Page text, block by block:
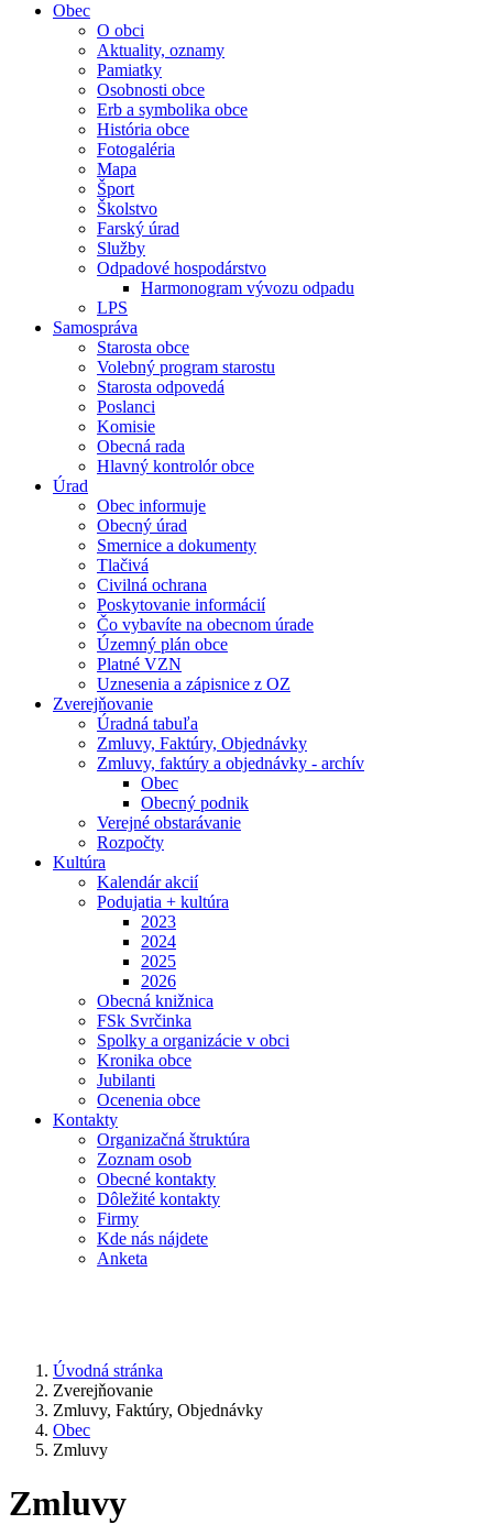
Obec
O obci
Aktuality, oznamy
Pamiatky
Osobnosti obce
Erb a symbolika obce
História obce
Fotogaléria
Mapa
Šport
Školstvo
Farský úrad
Služby
Odpadové hospodárstvo
Harmonogram vývozu odpadu
LPS
Samospráva
Starosta obce
Volebný program starostu
Starosta odpovedá
Poslanci
Komisie
Obecná rada
Hlavný kontrolór obce
Úrad
Obec informuje
Obecný úrad
Smernice a dokumenty
Tlačivá
Civilná ochrana
Poskytovanie informácií
Čo vybavíte na obecnom úrade
Územný plán obce
Platné VZN
Uznesenia a zápisnice z OZ
Zverejňovanie
Úradná tabuľa
Zmluvy, Faktúry, Objednávky
Zmluvy, faktúry a objednávky - archív
Obec
Obecný podnik
Verejné obstarávanie
Rozpočty
Kultúra
Kalendár akcií
Podujatia + kultúra
2023
2024
2025
2026
Obecná knižnica
FSk Svrčinka
Spolky a organizácie v obci
Kronika obce
Jubilanti
Ocenenia obce
Kontakty
Organizačná štruktúra
Zoznam osob
Obecné kontakty
Dôležité kontakty
Firmy
Kde nás nájdete
Anketa
Úvodná stránka
Zverejňovanie
Zmluvy, Faktúry, Objednávky
Obec
Zmluvy
Zmluvy